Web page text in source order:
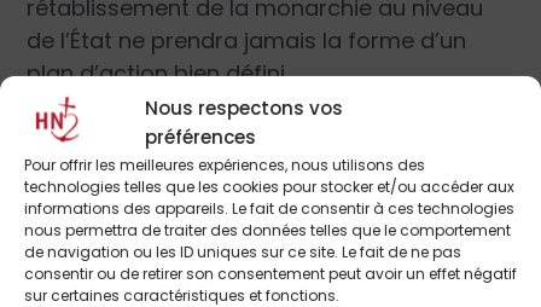
Nous respectons vos
préférences
Pour offrir les meilleures expériences, nous utilisons des
technologies telles que les cookies pour stocker et/ou accéder aux
informations des appareils. Le fait de consentir à ces technologies
nous permettra de traiter des données telles que le comportement
de navigation ou les ID uniques sur ce site. Le fait de ne pas
consentir ou de retirer son consentement peut avoir un effet négatif
sur certaines caractéristiques et fonctions.
rétablissement de la monarchie au niveau
de l’État ne prendra jamais la forme d’un
plan d’action bien défini.